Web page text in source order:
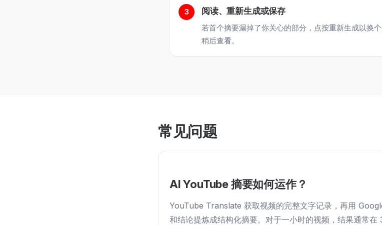
阅读、重新生成或保存
若首个摘要漏掉了你关心的部分，点按重新生成以换
稍后查看。
常见问题
AI YouTube 摘要如何运作？
YouTube Translate 获取视频的完整文字记录，再用
和结论提炼成结构化摘要。对于一小时的视频，结果通常在